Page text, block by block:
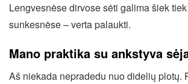
Lengvesnėse dirvose sėti galima šiek
sunkesnėse – verta palaukti.
Mano praktika su ankstyva
Aš niekada nepradedu nuo didelių plotų.